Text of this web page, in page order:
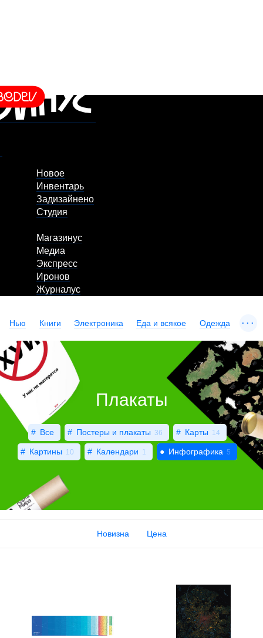
Новое
Инвентарь
Задизайнено
Студия
Магазинус
Медиа
Экспресс
Иронов
Журналус
Нью Книги Электроника Еда и всякое Одежда ...
Плакаты
Все Постеры и плакаты 36 Карты 14
Картины 10 Календари 1 Инфографика 5
Новизна Цена